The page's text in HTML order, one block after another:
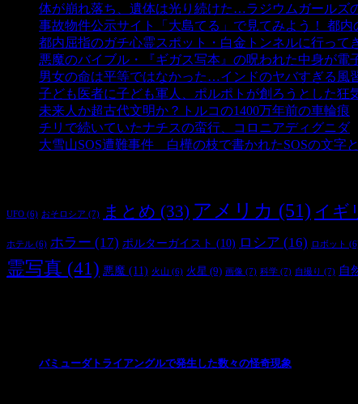
体が崩れ落ち、遺体は光り続けた…ラジウムガールズ
事故物件公示サイト「大島てる」で見てみよう！ 都
都内屈指のガチ心霊スポット・白金トンネルに行って
悪魔のバイブル・『ギガス写本』の呪われた中身が電
男女の命は平等ではなかった…インドのヤバすぎる風
子ども医者に子ども軍人、ポルポトが創ろうとした狂
未来人か超古代文明か？トルコの1400万年前の車輪痕
チリで続いていたナチスの蛮行、コロニアディグニダ-
大雪山SOS遭難事件 白樺の枝で書かれたSOSの文字
UFO (6) おそロシア (7) まとめ (33) アメリカ (51) イギ
ホテル (6) ホラー (17) ポルターガイスト (10) ロシア (16) ロボット
霊写真 (41) 悪魔 (11) 火山 (6) 火星 (9) 画像 (7) 科学 (7) 自撮り (7) 自
バミューダトライアングルで発生した数々の怪奇現象